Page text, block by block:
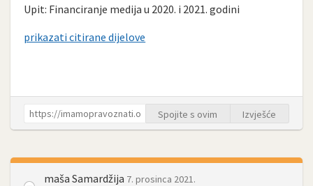
Upit: Financiranje medija u 2020. i 2021. godini
prikazati citirane dijelove
Spojite s ovim Izvješće
maša Samardžija 7. prosinca 2021.